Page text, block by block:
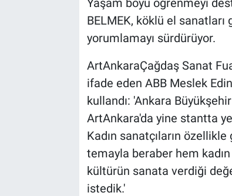
Yaşam boyu öğrenmeyi
BELMEK, köklü el sanatları
yorumlamayı sürdürüyor.
ArtAnkaraÇağdaş Sanat
ifade eden ABB Meslek
kullandı: 'Ankara
ArtAnkara'da yine stantta
Kadın sanatçıların
temayla beraber hem
kültürün sanata verdiği
istedik.'